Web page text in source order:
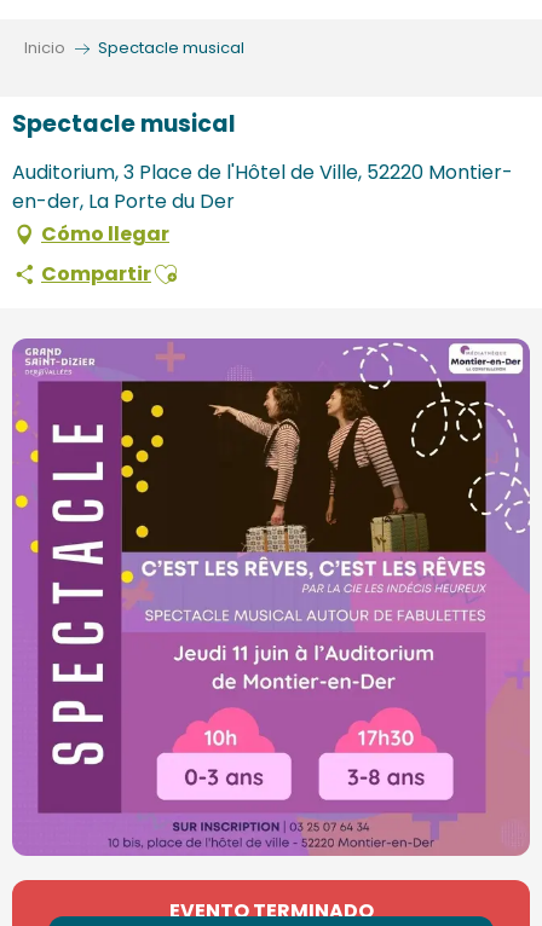
Inicio Spectacle musical
Spectacle musical
Auditorium, 3 Place de l'Hôtel de Ville, 52220 Montier-
en-der, La Porte du Der
Cómo llegar
CompartirAjouter aux favoris
Horarios y datos de contacto
EVENTO TERMINADO